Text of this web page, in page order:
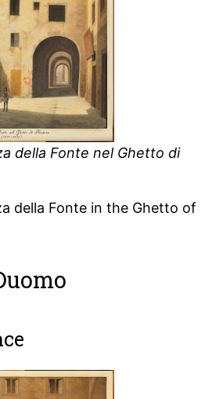
della Fonte nel Ghetto di
della Fonte in the Ghetto of